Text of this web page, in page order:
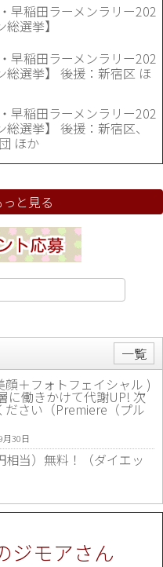
早稲田ラーメンラリー202
選挙】
早稲田ラーメンラリー202
総選挙】 後援：新宿区 ほ
早稲田ラーメンラリー202
総選挙】 後援：新宿区、
ほか
と見る
一覧
＋フォトフェイシャル )
働きかけて代謝UP! 次
さい（Premiere（プル
30日
当）無料！（ダイエッ
で更に買い取り金額 U
除く（大黒屋 高田馬場
ジモアさん